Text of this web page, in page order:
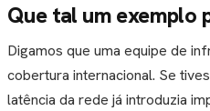
Que tal um exemplo
Digamos que uma equipe de
cobertura internacional. Se
latência da rede já introduzia